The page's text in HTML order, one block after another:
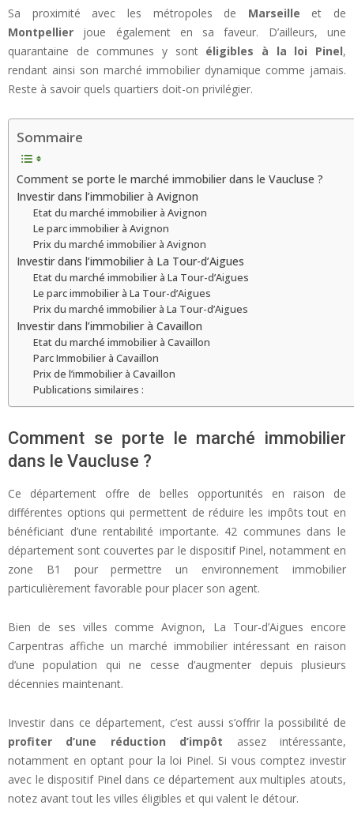
Sa proximité avec les métropoles de Marseille et de
Montpellier joue également en sa faveur. D’ailleurs, une
quarantaine de communes y sont éligibles à la loi Pinel,
rendant ainsi son marché immobilier dynamique comme jamais.
Reste à savoir quels quartiers doit-on privilégier.
Sommaire
Comment se porte le marché immobilier dans le Vaucluse ?
Investir dans l’immobilier à Avignon
Etat du marché immobilier à Avignon
Le parc immobilier à Avignon
Prix du marché immobilier à Avignon
Investir dans l’immobilier à La Tour-d’Aigues
Etat du marché immobilier à La Tour-d’Aigues
Le parc immobilier à La Tour-d’Aigues
Prix du marché immobilier à La Tour-d’Aigues
Investir dans l’immobilier à Cavaillon
Etat du marché immobilier à Cavaillon
Parc Immobilier à Cavaillon
Prix de l’immobilier à Cavaillon
Publications similaires :
Comment se porte le marché immobilier
dans le Vaucluse ?
Ce département offre de belles opportunités en raison de
différentes options qui permettent de réduire les impôts tout en
bénéficiant d’une rentabilité importante. 42 communes dans le
département sont couvertes par le dispositif Pinel, notamment en
zone B1 pour permettre un environnement immobilier
particulièrement favorable pour placer son agent.
Bien de ses villes comme Avignon, La Tour-d’Aigues encore
Carpentras affiche un marché immobilier intéressant en raison
d’une population qui ne cesse d’augmenter depuis plusieurs
décennies maintenant.
Investir dans ce département, c’est aussi s’offrir la possibilité de
profiter d’une réduction d’impôt assez intéressante,
notamment en optant pour la loi Pinel. Si vous comptez investir
avec le dispositif Pinel dans ce département aux multiples atouts,
notez avant tout les villes éligibles et qui valent le détour.